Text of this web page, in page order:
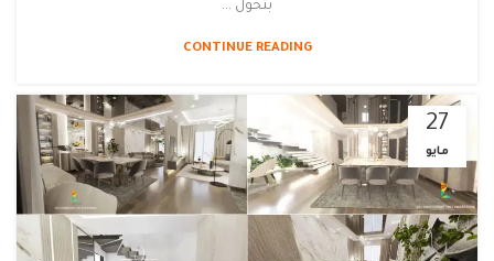
بتحول ...
CONTINUE READING
27
مايو